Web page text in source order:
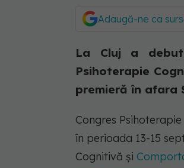
Adaugă-ne ca
La Cluj a
Psihoterapie
premieră în afara
Congres
în perioada 13-15
Cognitivă și